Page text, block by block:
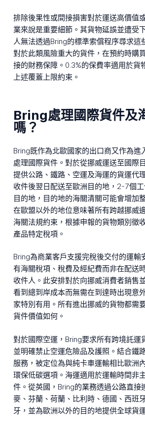
排除後果性或間接損害對於運送高價值
業來說是重要細節。其貨物延誤並遭受
人無法透過Bring的標準索償程序尋求這
對於此類風險重大的貨件，在預約時購
接的財務保障。0.3%的保費率適用於貨
上述覆蓋上限約束。
Bring處理國際貨件及
嗎？
Bring既作為北歐國家的出口商又作為進
處理國際貨件。對於從挪威運送至國際
提供公路、鐵路、空運及海運的貨運代
收件後翌日配送至歐洲目的地，2-7個
目的地，目的地的海關清關可能會增加
在歐盟以外的地位意味著所有跨越挪威
海關法規約束，根據申報的貨物類別徵
產品特定稅項。
Bring為商業客戶支援完稅後交付的運輸
有海關稅項、稅費及經紀費而非在配送
收件人。此安排對於向挪威消費者銷售
看到總到岸成本而無需在到達時出現意
家特別有用。所有進出挪威的貨物都需
貨件價值如何。
對於國際空運，Bring要求所有跨境託運
並明確禁止空運危險品及護照。結合鐵
服務，被定位為與純卡車運輸相比歐洲
環保低碳選項。海運適用於運輸時間非
件。從英國，Bring的業務透過公路直接
麥、芬蘭、荷蘭、比利時、德國、西班
牙，並為歐洲以外的目的地提供全球貨